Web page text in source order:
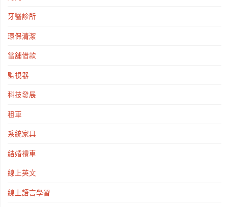
牙醫診所
環保清潔
當舖借款
監視器
科技發展
租車
系統家具
結婚禮車
線上英文
線上語言學習